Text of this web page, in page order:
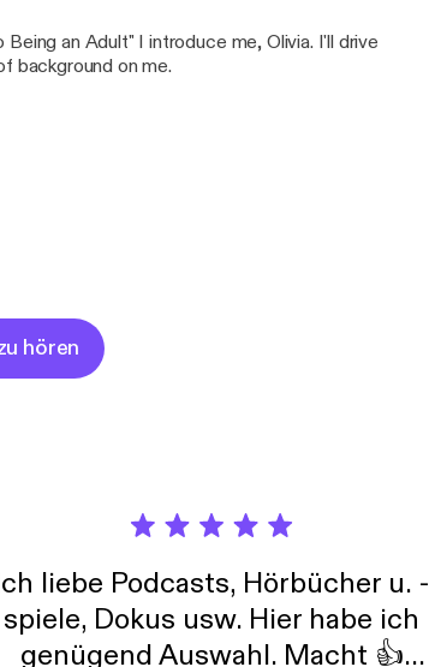
an Adult" I introduce me, Olivia. I'll drive
background on me.
hören
liebe Podcasts, Hörbücher u. -
spiele, Dokus usw. Hier habe ich
genügend Auswahl. Macht 👍